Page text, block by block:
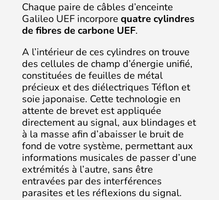
Chaque paire de câbles d’enceinte
Galileo UEF incorpore quatre cylindres
de fibres de carbone UEF.
A l’intérieur de ces cylindres on trouve
des cellules de champ d’énergie unifié,
constituées de feuilles de métal
précieux et des diélectriques Téflon et
soie japonaise. Cette technologie en
attente de brevet est appliquée
directement au signal, aux blindages et
à la masse afin d’abaisser le bruit de
fond de votre système, permettant aux
informations musicales de passer d’une
extrémités à l’autre, sans être
entravées par des interférences
parasites et les réflexions du signal.